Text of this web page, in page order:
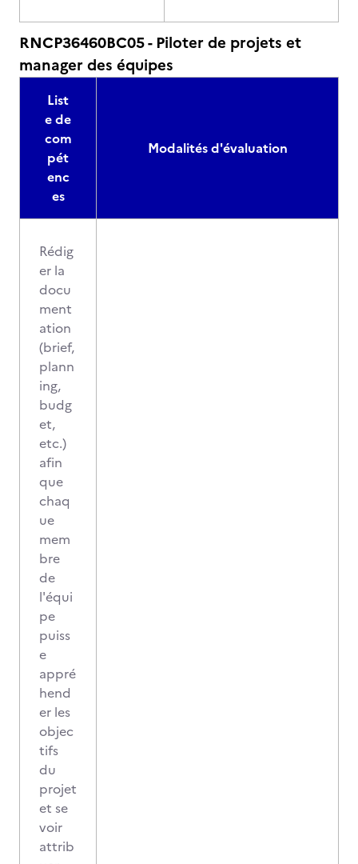
RNCP36460BC05 - Piloter de projets et
manager des équipes
List
e de
com
pét
enc
es
Modalités d'évaluation
Rédig
er la
docu
ment
ation
(brief,
plann
ing,
budg
et,
etc.)
afin
que
chaq
ue
mem
bre
de
l'équi
pe
puiss
e
appré
hend
er les
objec
tifs
du
projet
et se
voir
attrib